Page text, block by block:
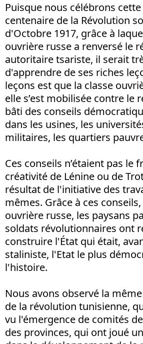
Puisque nous célébrons
centenaire de la Révolution
d'Octobre 1917, grâce à
ouvrière russe a renversé le
autoritaire tsariste, il serait
d'apprendre de ses riches
leçons est que la classe
elle s’est mobilisée contre le
bâti des conseils
dans les usines, les
militaires, les quartiers
Ces conseils n’étaient pas le
créativité de Lénine ou de
résultat de l'initiative des
mêmes. Grâce à ces
ouvrière russe, les paysans
soldats révolutionnaires ont
construire l'État qui était,
staliniste, l'Etat le plus
l'histoire.
Nous avons observé la
de la révolution tunisienne,
vu l'émergence de comités
des provinces, qui ont joué